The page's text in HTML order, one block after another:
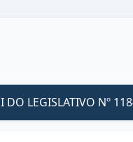
DO LEGISLATIVO Nº